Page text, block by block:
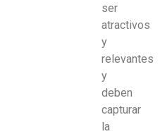
ser
atractivos
y
relevantes
y
deben
capturar
la